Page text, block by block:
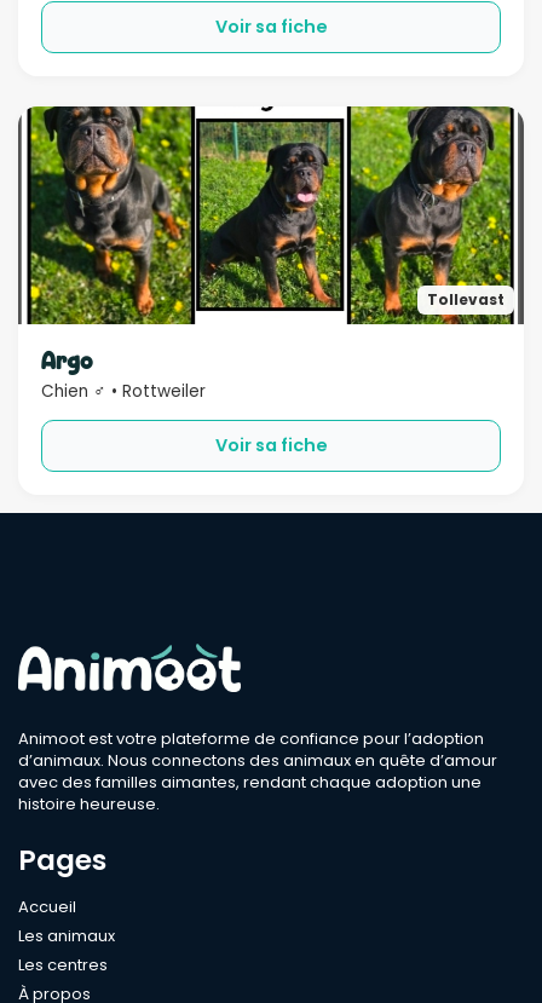
Voir sa fiche
Tollevast
Argo
Chien ♂ • Rottweiler
Voir sa fiche
Animoot est votre plateforme de confiance pour l’adoption
d’animaux. Nous connectons des animaux en quête d’amour
avec des familles aimantes, rendant chaque adoption une
histoire heureuse.
Pages
Accueil
Les animaux
Les centres
À propos